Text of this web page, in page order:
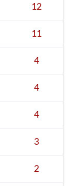
12
11
4
4
4
3
2